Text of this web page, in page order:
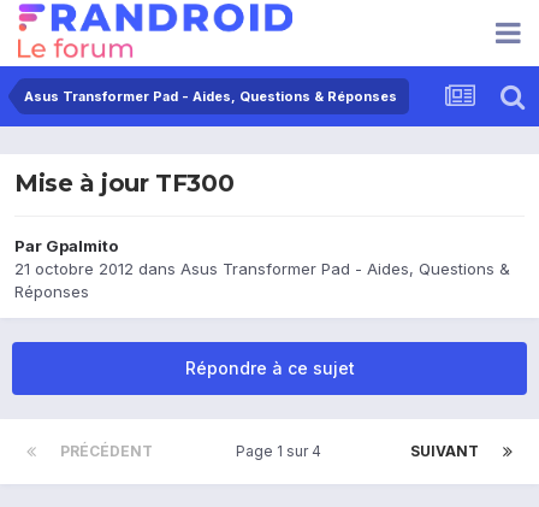
Asus Transformer Pad - Aides, Questions & Réponses
Mise à jour TF300
Par Gpalmito
21 octobre 2012 dans Asus Transformer Pad - Aides, Questions &
Réponses
Répondre à ce sujet
PRÉCÉDENT SUIVANT
Page 1 sur 4